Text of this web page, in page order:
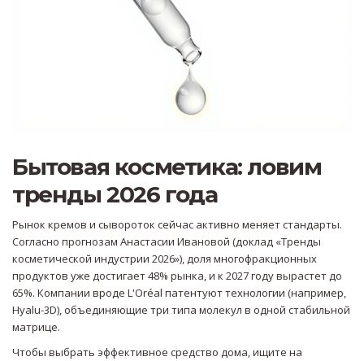
Бытовая косметика: ловим
тренды 2026 года
Рынок кремов и сывороток сейчас активно меняет стандарты.
Согласно прогнозам Анастасии Ивановой (доклад «Тренды
косметической индустрии 2026»), доля многофракционных
продуктов уже достигает 48% рынка, и к 2027 году вырастет до
65%. Компании вроде L'Oréal патентуют технологии (например,
Hyalu-3D), объединяющие три типа молекул в одной стабильной
матрице.
Чтобы выбрать эффективное средство дома, ищите на